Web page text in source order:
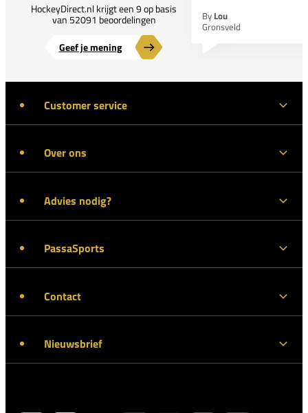
HockeyDirect.nl krijgt een 9 op basis
van 52091 beoordelingen
Geef je mening
By Lou
Gronsveld
Customer service
Over ons
Advies nodig?
PassaSports
Contact
Nieuwsbrief